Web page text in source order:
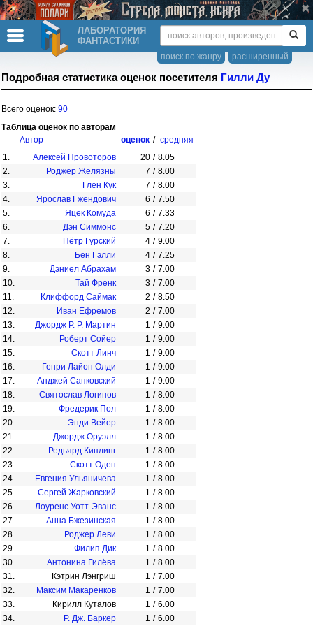
ЛАБОРАТОРИЯ
ФАНТАСТИКИ
расширенный
поиск по жанру
Подробная статистика оценок посетителя Гилли Ду
Всего оценок: 90
Таблица оценок по авторам
Автор
оценок / средняя
1.
Алексей Провоторов 20 / 8.05
2.
Роджер Желязны 7 / 8.00
3.
Глен Кук 7 / 8.00
4.
Ярослав Гжендович 6 / 7.50
5.
Яцек Комуда 6 / 7.33
6.
Дэн Симмонс 5 / 7.20
7.
Пётр Гурский 4 / 9.00
8.
Бен Гэлли 4 / 7.25
9.
Дэниел Абрахам 3 / 7.00
10.
Тай Френк 3 / 7.00
11.
Клиффорд Саймак 2 / 8.50
12.
Иван Ефремов 2 / 7.00
13.
Джордж Р. Р. Мартин 1 / 9.00
14.
Роберт Сойер 1 / 9.00
15.
Скотт Линч 1 / 9.00
16.
Генри Лайон Олди 1 / 9.00
17.
Анджей Сапковский 1 / 9.00
18.
Святослав Логинов 1 / 8.00
19.
Фредерик Пол 1 / 8.00
20.
Энди Вейер 1 / 8.00
21.
Джордж Оруэлл 1 / 8.00
22.
Редьярд Киплинг 1 / 8.00
23.
Скотт Оден 1 / 8.00
24.
Евгения Ульяничева 1 / 8.00
25.
Сергей Жарковский 1 / 8.00
26.
Лоуренс Уотт-Эванс 1 / 8.00
27.
Анна Бжезинская 1 / 8.00
28.
Роджер Леви 1 / 8.00
29.
Филип Дик 1 / 8.00
30.
Антонина Гилёва 1 / 8.00
31.
Кэтрин Лэнгриш 1 / 7.00
32.
Максим Макаренков 1 / 7.00
33.
Кирилл Куталов 1 / 6.00
34.
Р. Дж. Баркер 1 / 6.00